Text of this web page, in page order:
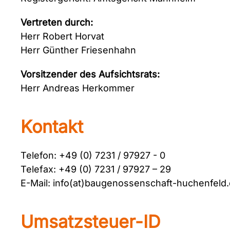
Vertreten durch:
Herr Robert Horvat
Herr Günther Friesenhahn
Vorsitzender des Aufsichtsrats:
Herr Andreas Herkommer
Kontakt
Telefon: +49 (0) 7231 / 97927 - 0
Telefax: +49 (0) 7231 / 97927 – 29
E-Mail: info(at)baugenossenschaft-
Umsatzsteuer-ID